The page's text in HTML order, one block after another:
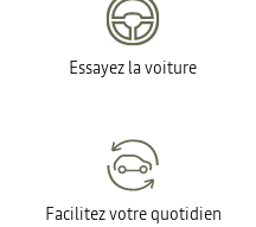
Essayez la voiture
Facilitez votre quotidien